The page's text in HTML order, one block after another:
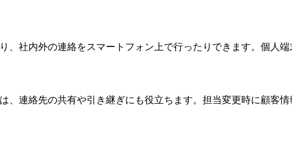
、社内外の連絡をスマートフォン上で行ったりできます。個人
連絡先の共有や引き継ぎにも役立ちます。担当変更時に顧客情